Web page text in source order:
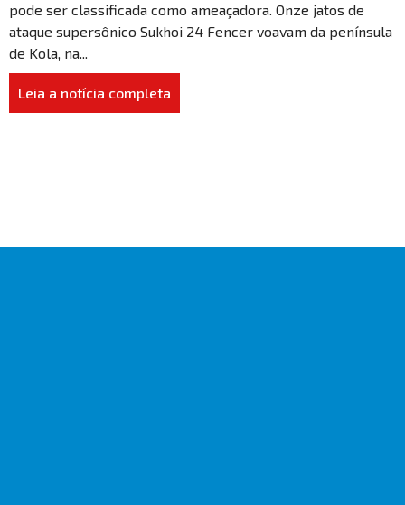
pode ser classificada como ameaçadora. Onze jatos de
ataque supersônico Sukhoi 24 Fencer voavam da península
de Kola, na...
Leia a notícia completa